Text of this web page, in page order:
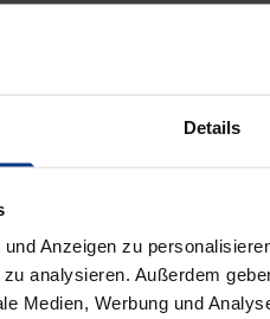
Details
Anzeigen zu
analysieren. Außerdem
Medien, Werbung und
cost notice